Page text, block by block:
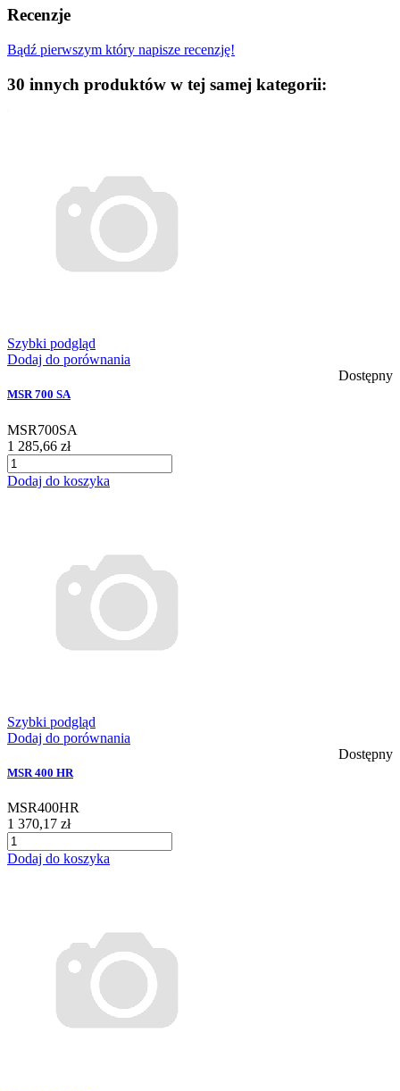
Recenzje
Bądź pierwszym który napisze recenzję!
30 innych produktów w tej samej kategorii:
Szybki podgląd
Dodaj do porównania
Dostępny
MSR 700 SA
MSR700SA
1 285,66 zł
Dodaj do koszyka
Szybki podgląd
Dodaj do porównania
Dostępny
MSR 400 HR
MSR400HR
1 370,17 zł
Dodaj do koszyka